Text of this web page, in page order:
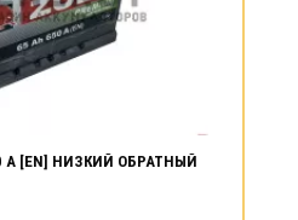
А [EN] НИЗКИЙ ОБРАТНЫЙ